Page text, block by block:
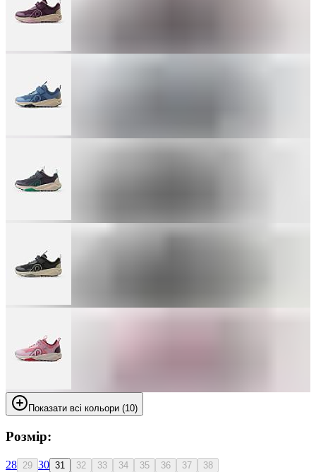
Показати всі кольори (10)
Розмір:
28 29 30 31 32 33 34 35 36 37 38